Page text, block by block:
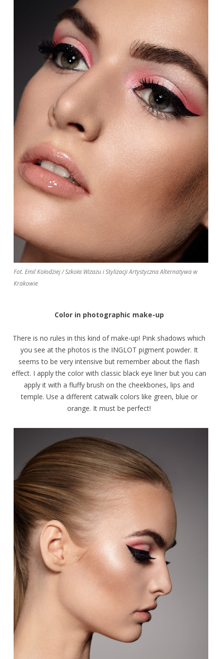
Fot. Emil Kołodziej / Szkoła Wizażu i Stylizacji Artystyczna Alternatywa w
Krakowie
Color in photographic make-up
There is no rules in this kind of make-up! Pink shadows which
you see at the photos is the INGLOT pigment powder. It
seems to be very intensive but remember about the flash
effect. I apply the color with classic black eye liner but you can
apply it with a fluffy brush on the cheekbones, lips and
temple. Use a different catwalk colors like green, blue or
orange. It must be perfect!